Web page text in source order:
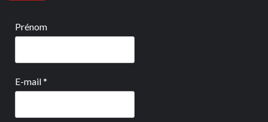
Prénom
E-mail*